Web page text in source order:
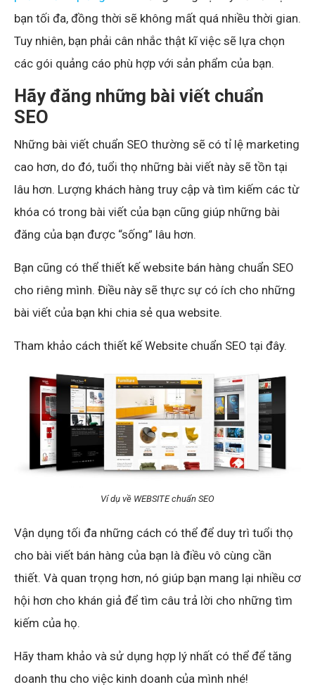
bạn tối đa, đồng thời sẽ không mất quá nhiều thời gian.
Tuy nhiên, bạn phải cân nhắc thật kĩ việc sẽ lựa chọn
các gói quảng cáo phù hợp với sản phẩm của bạn.
Hãy đăng những bài viết chuẩn
SEO
Những bài viết chuẩn SEO thường sẽ có tỉ lệ marketing
cao hơn, do đó, tuổi thọ những bài viết này sẽ tồn tại
lâu hơn. Lượng khách hàng truy cập và tìm kiếm các từ
khóa có trong bài viết của bạn cũng giúp những bài
đăng của bạn được “sống” lâu hơn.
Bạn cũng có thể thiết kế website bán hàng chuẩn SEO
cho riêng mình. Điều này sẽ thực sự có ích cho những
bài viết của bạn khi chia sẻ qua website.
Tham khảo cách thiết kế Website chuẩn SEO tại đây.
Ví dụ về WEBSITE chuẩn SEO
Vận dụng tối đa những cách có thể để duy trì tuổi thọ
cho bài viết bán hàng của bạn là điều vô cùng cần
thiết. Và quan trọng hơn, nó giúp bạn mang lại nhiều cơ
hội hơn cho khán giả để tìm câu trả lời cho những tìm
kiếm của họ.
Hãy tham khảo và sử dụng hợp lý nhất có thể để tăng
doanh thu cho việc kinh doanh của mình nhé!